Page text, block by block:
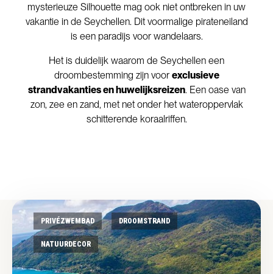
mysterieuze Silhouette mag ook niet ontbreken in uw
vakantie in de Seychellen. Dit voormalige pirateneiland
is een paradijs voor wandelaars.
Het is duidelijk waarom de Seychellen een
droombestemming zijn voor exclusieve
strandvakanties en huwelijksreizen. Een oase van
zon, zee en zand, met net onder het wateroppervlak
schitterende koraalriffen.
PRIVÉZWEMBAD DROOMSTRAND
NATUURDECOR